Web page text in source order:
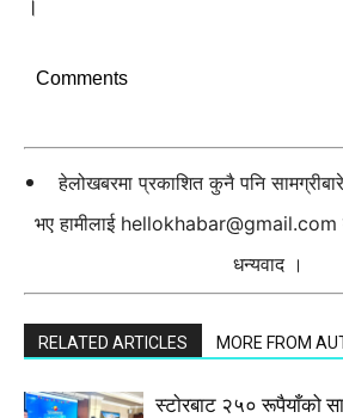
।
Comments
हेलोखबरमा प्रकाशित कुनै पनि
भए हामीलाई hellokhabar@gmail.com
धन्यवाद ।
RELATED ARTICLES MORE FROM
स्टाेरबाट २५० रूपैयाँको